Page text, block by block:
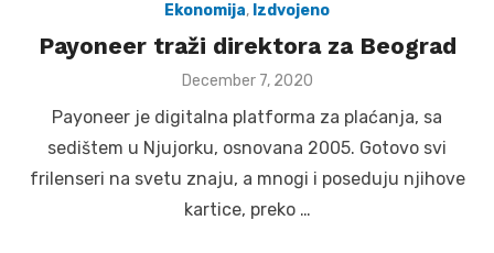
Ekonomija, Izdvojeno
Payoneer traži direktora za Beograd
Posted
December 7, 2020
Payoneer je digitalna platforma za plaćanja, sa
sedištem u Njujorku, osnovana 2005. Gotovo svi
frilenseri na svetu znaju, a mnogi i poseduju njihove
kartice, preko …